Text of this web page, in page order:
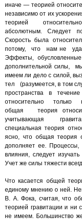
иначе — теорией
независимо от их
теорией
абсолютным. Следует
Скорость была
потому, что нам не
Эффекты,
дополнительной
имеем ли дело с силой,
тел (разумеется, в том
пространства в
относительно
общая теория
учитывающая
специальная теория
ясно, что общая теория
дополняет ее. Процессы,
влияния, следует
Учет же силы тяжести
Что касается общей
единому мнению о ней.
В. А. Фока, считая, что
теорией гравитации и ни
не имеем. Большинство